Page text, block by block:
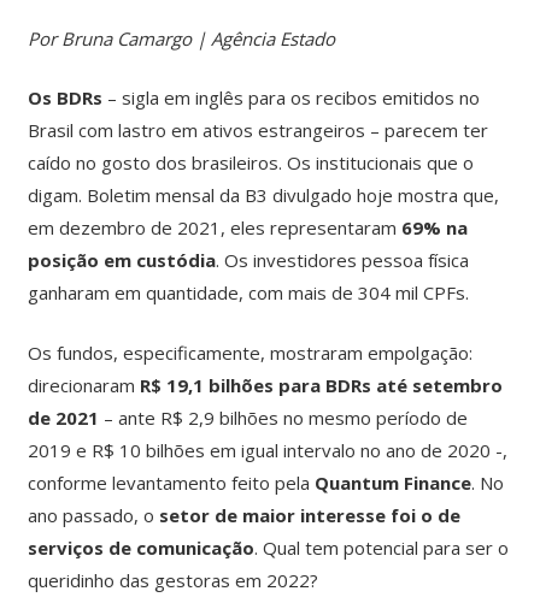
Por Bruna Camargo | Agência Estado
Os BDRs – sigla em inglês para os recibos emitidos no
Brasil com lastro em ativos estrangeiros – parecem ter
caído no gosto dos brasileiros. Os institucionais que o
digam. Boletim mensal da B3 divulgado hoje mostra que,
em dezembro de 2021, eles representaram 69% na
posição em custódia. Os investidores pessoa física
ganharam em quantidade, com mais de 304 mil CPFs.
Os fundos, especificamente, mostraram empolgação:
direcionaram R$ 19,1 bilhões para BDRs até setembro
de 2021 – ante R$ 2,9 bilhões no mesmo período de
2019 e R$ 10 bilhões em igual intervalo no ano de 2020 -,
conforme levantamento feito pela Quantum Finance. No
ano passado, o setor de maior interesse foi o de
serviços de comunicação. Qual tem potencial para ser o
queridinho das gestoras em 2022?